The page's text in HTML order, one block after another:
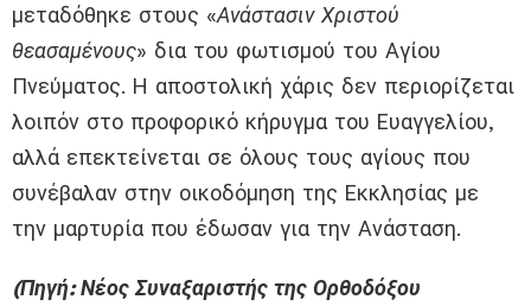
μεταδόθηκε στους «Ανάστασιν Χριστού
θεασαμένους» δια του φωτισμού του Αγίου
Πνεύματος. Η αποστολική χάρις δεν περιορίζεται
λοιπόν στο προφορικό κήρυγμα του Ευαγγελίου,
αλλά επεκτείνεται σε όλους τους αγίους που
συνέβαλαν στην οικοδόμηση της Εκκλησίας με
την μαρτυρία που έδωσαν για την Ανάσταση.
(Πηγή: Νέος Συναξαριστής της Ορθοδόξου